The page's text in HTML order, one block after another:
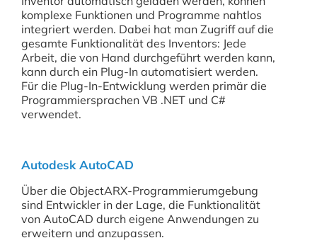
komplexe Funktionen und Programme nahtlos
integriert werden. Dabei hat man Zugriff auf die
gesamte Funktionalität des Inventors: Jede
Arbeit, die von Hand durchgeführt werden kann,
kann durch ein Plug-In automatisiert werden.
Für die Plug-In-Entwicklung werden primär die
Programmiersprachen VB .NET und C#
verwendet.
Autodesk AutoCAD
Über die ObjectARX-Programmierumgebung
sind Entwickler in der Lage, die Funktionalität
von AutoCAD durch eigene Anwendungen zu
erweitern und anzupassen.